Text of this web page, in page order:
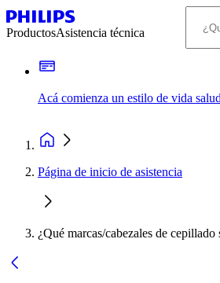
ProductosAsistencia técnica
Acá comienza un estilo de vida
Página de inicio de asistencia
¿Qué marcas/cabezales de